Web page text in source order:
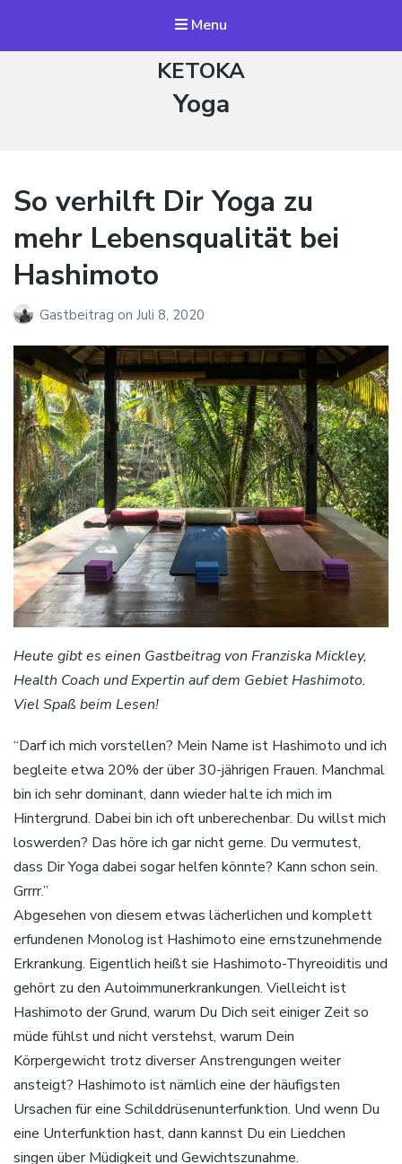
Menu
KETOKA
Schlagwort:
Yoga
So verhilft Dir Yoga zu
mehr Lebensqualität bei
Hashimoto
Gastbeitrag on Juli 8, 2020
Heute gibt es einen Gastbeitrag von Franziska Mickley,
Health Coach und Expertin auf dem Gebiet Hashimoto.
Viel Spaß beim Lesen!
“Darf ich mich vorstellen? Mein Name ist Hashimoto und ich
begleite etwa 20% der über 30-jährigen Frauen. Manchmal
bin ich sehr dominant, dann wieder halte ich mich im
Hintergrund. Dabei bin ich oft unberechenbar. Du willst mich
loswerden? Das höre ich gar nicht gerne. Du vermutest,
dass Dir Yoga dabei sogar helfen könnte? Kann schon sein.
Grrrr.”
Abgesehen von diesem etwas lächerlichen und komplett
erfundenen Monolog ist Hashimoto eine ernstzunehmende
Erkrankung. Eigentlich heißt sie Hashimoto-Thyreoiditis und
gehört zu den Autoimmunerkrankungen. Vielleicht ist
Hashimoto der Grund, warum Du Dich seit einiger Zeit so
müde fühlst und nicht verstehst, warum Dein
Körpergewicht trotz diverser Anstrengungen weiter
ansteigt? Hashimoto ist nämlich eine der häufigsten
Ursachen für eine Schilddrüsenunterfunktion. Und wenn Du
eine Unterfunktion hast, dann kannst Du ein Liedchen
singen über Müdigkeit und Gewichtszunahme.